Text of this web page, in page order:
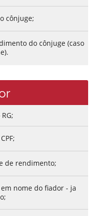
cônjuge;
do cônjuge (caso
de rendimento;
nome do fiador - ja